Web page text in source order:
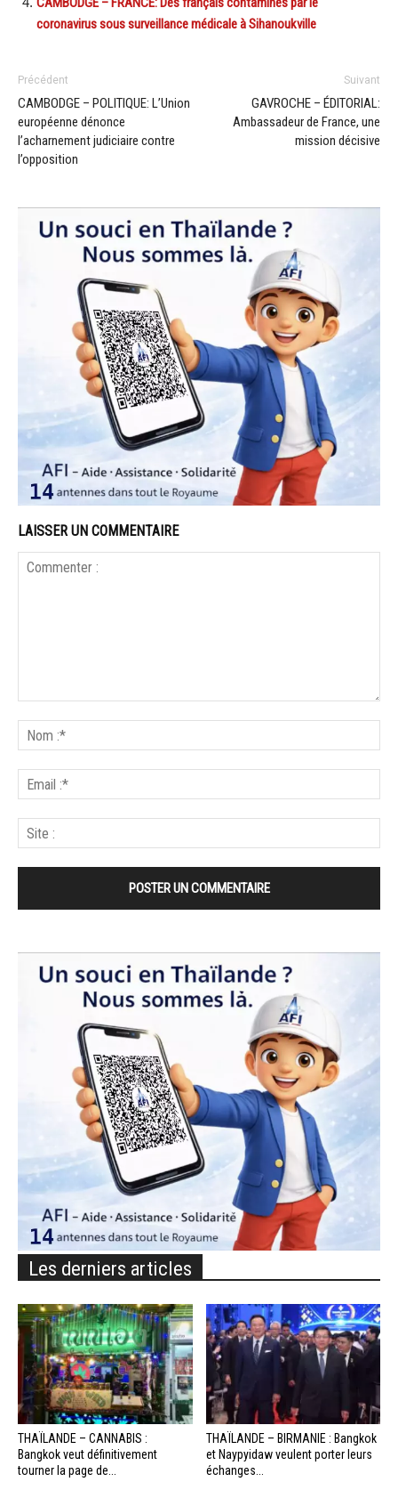
coronavirus sous surveillance médicale à Sihanoukville
Précédent
CAMBODGE – POLITIQUE: L’Union
européenne dénonce
l’acharnement judiciaire contre
l’opposition
Suivant
GAVROCHE – ÉDITORIAL:
Ambassadeur de France, une
mission décisive
LAISSER UN COMMENTAIRE
Les derniers articles
THAÏLANDE – CANNABIS :
Bangkok veut définitivement
tourner la page de...
THAÏLANDE – BIRMANIE : Bangkok
et Naypyidaw veulent porter leurs
échanges...